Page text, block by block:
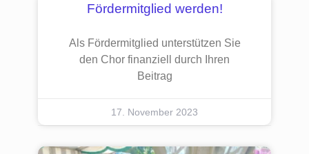
Fördermitglied werden!
Als Fördermitglied unterstützen Sie
den Chor finanziell durch Ihren
Beitrag
17. November 2023